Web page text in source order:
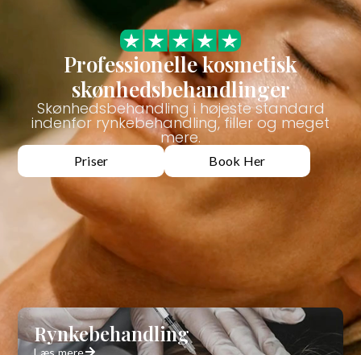
Professionelle kosmetisk
skønhedsbehandlinger
Skønhedsbehandling i højeste standard
indenfor rynkebehandling, filler og meget
mere.
Priser Book Her
Rynkebehandling
Læs mere